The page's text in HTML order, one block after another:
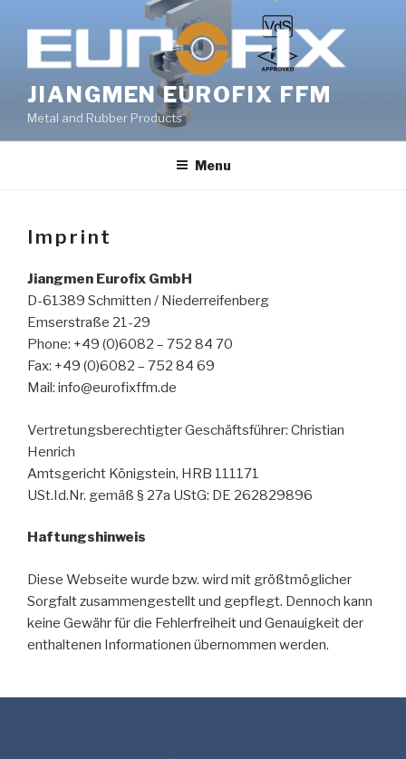
content
JIANGMEN EUROFIX FFM
Metal and Rubber Products
Menu
Imprint
Jiangmen Eurofix GmbH
D-61389 Schmitten / Niederreifenberg
Emserstraße 21-29
Phone: +49 (0)6082 – 752 84 70
Fax: +49 (0)6082 – 752 84 69
Mail: info@eurofixffm.de
Vertretungsberechtigter Geschäftsführer: Christian
Henrich
Amtsgericht Königstein, HRB 111171
USt.Id.Nr. gemäß § 27a UStG: DE 262829896
Haftungshinweis
Diese Webseite wurde bzw. wird mit größtmöglicher
Sorgfalt zusammengestellt und gepflegt. Dennoch kann
keine Gewähr für die Fehlerfreiheit und Genauigkeit der
enthaltenen Informationen übernommen werden.